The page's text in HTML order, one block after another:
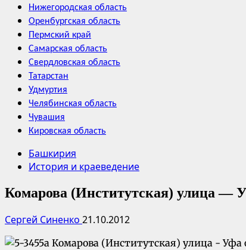
Нижегородская область
Оренбургская область
Пермский край
Самарская область
Свердловская область
Татарстан
Удмуртия
Челябинская область
Чувашия
Кировская область
Башкирия
История и краеведение
Комарова (Институтская) улица —
Сергей Синенко 21.10.2012